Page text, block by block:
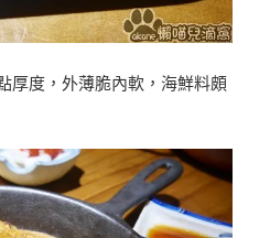
厚度，外薄脆內軟，海鮮料頗